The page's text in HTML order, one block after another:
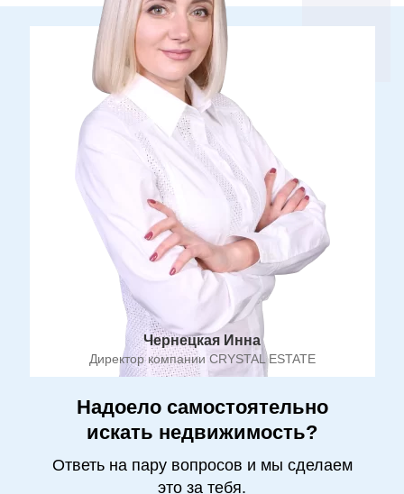
Чернецкая Инна
Директор компании CRYSTAL ESTATE
Надоело самостоятельно
искать недвижимость?
Ответь на пару вопросов и мы сделаем
это за тебя.